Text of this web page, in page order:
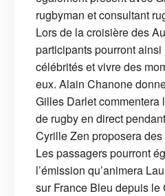
rugbyman et consultant
Lors de la croisière des
participants pourront
célébrités et vivre des
eux. Alain Chanone
Gilles Darlet commentera
de rugby en direct
Cyrille Zen proposera
Les passagers pourront
l’émission qu’animera
sur France Bleu depuis le